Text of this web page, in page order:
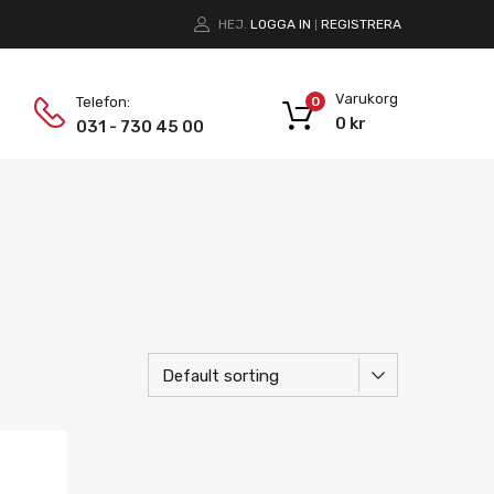
HEJ. LOGGA IN REGISTRERA
Telefon:
031 - 730 45 00
Varukorg
0 kr
0